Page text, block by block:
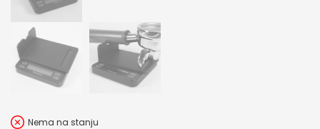
Nema na stanju